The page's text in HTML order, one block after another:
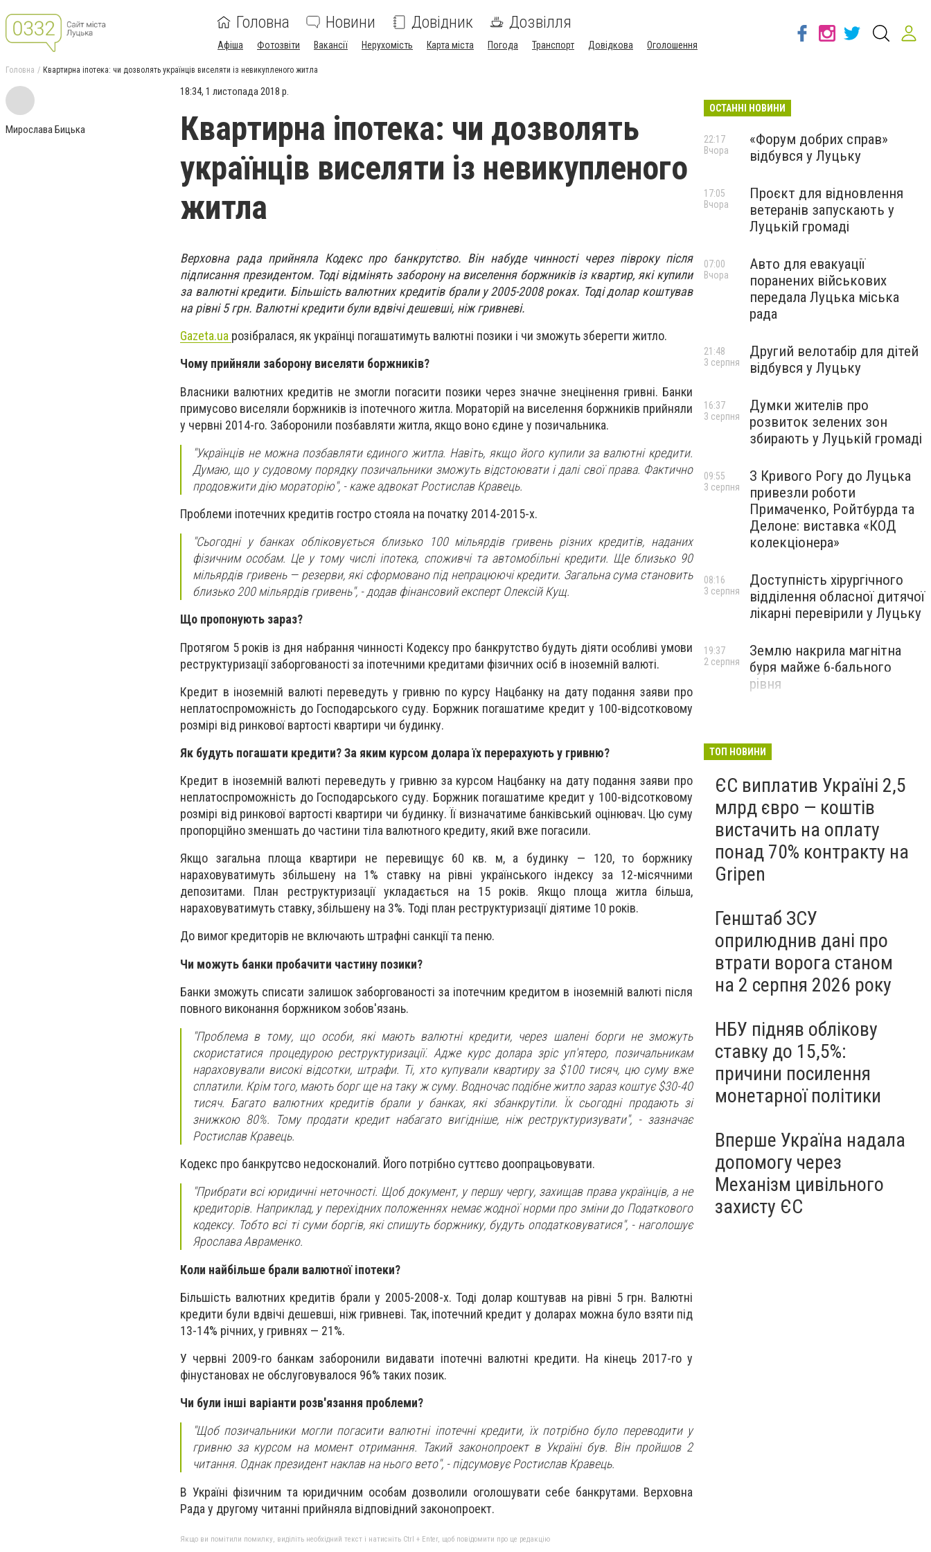
Головна Новини Довідник Дозвілля
Афіша Фотозвіти Вакансії Нерухомість Карта міста Погода Транспорт Довідкова Оголошення
Головна Квартирна іпотека: чи дозволять українців виселяти із невикупленого житла
Мирослава Бицька
18:34, 1 листопада 2018 р.
Квартирна іпотека: чи дозволять
українців виселяти із невикупленого
житла
Верховна рада прийняла Кодекс про банкрутство. Він набуде чинності через півроку після
підписання президентом. Тоді відмінять заборону на виселення боржників із квартир, які купили
за валютні кредити. Більшість валютних кредитів брали у 2005-2008 роках. Тоді долар коштував
на рівні 5 грн. Валютні кредити були вдвічі дешевші, ніж гривневі.
Gazeta.ua розібралася, як українці погашатимуть валютні позики і чи зможуть зберегти житло.
Чому прийняли заборону виселяти боржників?
Власники валютних кредитів не змогли погасити позики через значне знецінення гривні. Банки
примусово виселяли боржників із іпотечного житла. Мораторій на виселення боржників прийняли
у червні 2014-го. Заборонили позбавляти житла, якщо воно єдине у позичальника.
"Українців не можна позбавляти єдиного житла. Навіть, якщо його купили за валютні кредити.
Думаю, що у судовому порядку позичальники зможуть відстоювати і далі свої права. Фактично
продовжити дію мораторію", - каже адвокат Ростислав Кравець.
Проблеми іпотечних кредитів гостро стояла на початку 2014-2015-х.
"Сьогодні у банках обліковується близько 100 мільярдів гривень різних кредитів, наданих
фізичним особам. Це у тому числі іпотека, споживчі та автомобільні кредити. Ще близько 90
мільярдів гривень — резерви, які сформовано під непрацюючі кредити. Загальна сума становить
близько 200 мільярдів гривень", - додав фінансовий експерт Олексій Кущ.
Що пропонують зараз?
Протягом 5 років із дня набрання чинності Кодексу про банкрутство будуть діяти особливі умови
реструктуризації заборгованості за іпотечними кредитами фізичних осіб в іноземній валюті.
Кредит в іноземній валюті переведуть у гривню по курсу Нацбанку на дату подання заяви про
неплатоспроможність до Господарського суду. Боржник погашатиме кредит у 100-відсотковому
розмірі від ринкової вартості квартири чи будинку.
Як будуть погашати кредити? За яким курсом долара їх перерахують у гривню?
Кредит в іноземній валюті переведуть у гривню за курсом Нацбанку на дату подання заяви про
неплатоспроможність до Господарського суду. Боржник погашатиме кредит у 100-відсотковому
розмірі від ринкової вартості квартири чи будинку. Її визначатиме банківський оцінювач. Цю суму
пропорційно зменшать до частини тіла валютного кредиту, який вже погасили.
Якщо загальна площа квартири не перевищує 60 кв. м, а будинку — 120, то боржнику
нараховуватимуть збільшену на 1% ставку на рівні українського індексу за 12-місячними
депозитами. План реструктуризації укладається на 15 років. Якщо площа житла більша,
нараховуватимуть ставку, збільшену на 3%. Тоді план реструктуризації діятиме 10 років.
До вимог кредиторів не включають штрафні санкції та пеню.
Чи можуть банки пробачити частину позики?
Банки зможуть списати залишок заборгованості за іпотечним кредитом в іноземній валюті після
повного виконання боржником зобов'язань.
"Проблема в тому, що особи, які мають валютні кредити, через шалені борги не зможуть
скористатися процедурою реструктуризації. Адже курс долара зріс уп'ятеро, позичальникам
нараховували високі відсотки, штрафи. Ті, хто купували квартиру за $100 тисяч, цю суму вже
сплатили. Крім того, мають борг ще на таку ж суму. Водночас подібне житло зараз коштує $30-40
тисяч. Багато валютних кредитів брали у банках, які збанкрутіли. Їх сьогодні продають зі
знижкою 80%. Тому продати кредит набагато вигідніше, ніж реструктуризувати", - зазначає
Ростислав Кравець.
Кодекс про банкрутсво недосконалий. Його потрібно суттєво доопрацьовувати.
"Прибрати всі юридичні неточності. Щоб документ, у першу чергу, захищав права українців, а не
кредиторів. Наприклад, у перехідних положеннях немає жодної норми про зміни до Податкового
кодексу. Тобто всі ті суми боргів, які спишуть боржнику, будуть оподатковуватися", - наголошує
Ярослава Авраменко.
Коли найбільше брали валютної іпотеки?
Більшість валютних кредитів брали у 2005-2008-х. Тоді долар коштував на рівні 5 грн. Валютні
кредити були вдвічі дешевші, ніж гривневі. Так, іпотечний кредит у доларах можна було взяти під
13-14% річних, у гривнях — 21%.
У червні 2009-го банкам заборонили видавати іпотечні валютні кредити. На кінець 2017-го у
фінустановах не обслуговувалося 96% таких позик.
Чи були інші варіанти розв'язання проблеми?
"Щоб позичальники могли погасити валютні іпотечні кредити, їх потрібно було переводити у
гривню за курсом на момент отримання. Такий законопроект в Україні був. Він пройшов 2
читання. Однак президент наклав на нього вето", - підсумовує Ростислав Кравець.
В Україні фізичним та юридичним особам дозволили оголошувати себе банкрутами. Верховна
Рада у другому читанні прийняла відповідний законопроект.
Якщо ви помітили помилку, виділіть необхідний текст і натисніть Ctrl + Enter, щоб повідомити про це редакцію
ОСТАННІ НОВИНИ
«Форум добрих справ»
відбувся у Луцьку
22:17
Вчора
Проєкт для відновлення
ветеранів запускають у
Луцькій громаді
17:05
Вчора
Авто для евакуації
поранених військових
передала Луцька міська
рада
07:00
Вчора
Другий велотабір для дітей
відбувся у Луцьку
21:48
3 серпня
Думки жителів про
розвиток зелених зон
збирають у Луцькій громаді
16:37
3 серпня
З Кривого Рогу до Луцька
привезли роботи
Примаченко, Ройтбурда та
Делоне: виставка «КОД
колекціонера»
09:55
3 серпня
Доступність хірургічного
відділення обласної дитячої
лікарні перевірили у Луцьку
08:16
3 серпня
Землю накрила магнітна
буря майже 6-бального
рівня
19:37
2 серпня
ТОП НОВИНИ
ЄС виплатив Україні 2,5
млрд євро — коштів
вистачить на оплату
понад 70% контракту на
Gripen
Генштаб ЗСУ
оприлюднив дані про
втрати ворога станом
на 2 серпня 2026 року
НБУ підняв облікову
ставку до 15,5%:
причини посилення
монетарної політики
Вперше Україна надала
допомогу через
Механізм цивільного
захисту ЄС